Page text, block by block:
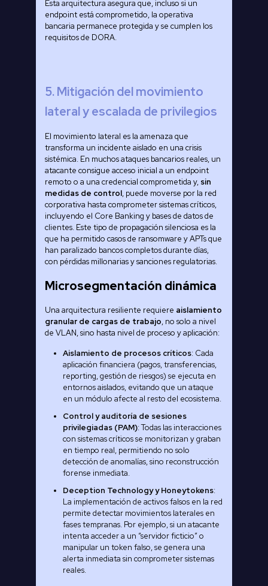
Esta arquitectura asegura que, incluso si un
endpoint está comprometido, la operativa
bancaria permanece protegida y se cumplen los
requisitos de DORA.
5. Mitigación del movimiento
lateral y escalada de privilegios
El movimiento lateral es la amenaza que
transforma un incidente aislado en una crisis
sistémica. En muchos ataques bancarios reales, un
atacante consigue acceso inicial a un endpoint
remoto o a una credencial comprometida y, sin
medidas de control, puede moverse por la red
corporativa hasta comprometer sistemas críticos,
incluyendo el Core Banking y bases de datos de
clientes. Este tipo de propagación silenciosa es la
que ha permitido casos de ransomware y APTs que
han paralizado bancos completos durante días,
con pérdidas millonarias y sanciones regulatorias.
Microsegmentación dinámica
Una arquitectura resiliente requiere aislamiento
granular de cargas de trabajo, no solo a nivel
de VLAN, sino hasta nivel de proceso y aplicación:
Aislamiento de procesos críticos: Cada
aplicación financiera (pagos, transferencias,
reporting, gestión de riesgos) se ejecuta en
entornos aislados, evitando que un ataque
en un módulo afecte al resto del ecosistema.
Control y auditoría de sesiones
privilegiadas (PAM): Todas las interacciones
con sistemas críticos se monitorizan y graban
en tiempo real, permitiendo no solo
detección de anomalías, sino reconstrucción
forense inmediata.
Deception Technology y Honeytokens:
La implementación de activos falsos en la red
permite detectar movimientos laterales en
fases tempranas. Por ejemplo, si un atacante
intenta acceder a un “servidor ficticio” o
manipular un token falso, se genera una
alerta inmediata sin comprometer sistemas
reales.